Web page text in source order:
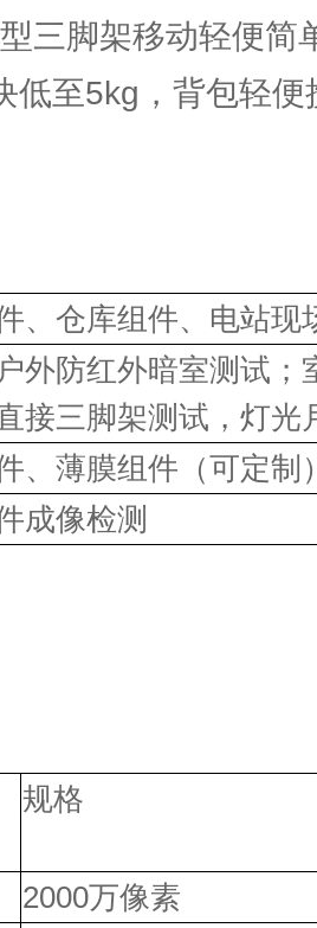
三脚架移动轻便简
低至5kg，背包轻便
、仓库组件、电站现
外防红外暗室测试；
接三脚架测试，灯光
、薄膜组件（可定制
成像检测
规格
2000万像素